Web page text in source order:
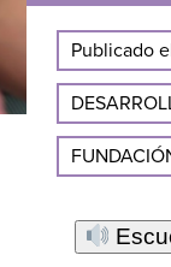
Publicado